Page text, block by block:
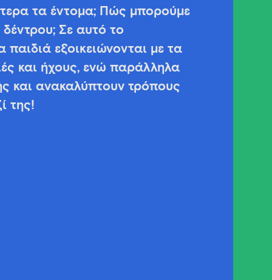
τα έντομα; Πώς μπορούμε
Σε αυτό το
εξοικειώνονται με τα
και ήχους, ενώ παράλληλα
και ανακαλύπτουν τρόπους
της!